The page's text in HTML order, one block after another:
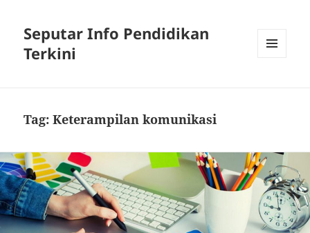
Seputar Info Pendidikan
Terkini
Tag:Keterampilan komunikasi